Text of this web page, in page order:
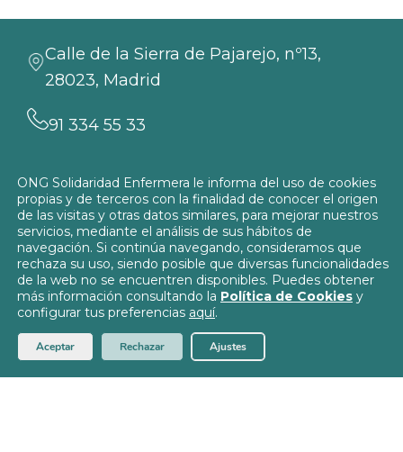
Calle de la Sierra de Pajarejo, nº13,
28023, Madrid
91 334 55 33
info@solidaridadenfermera.org
Contacta con nosotros
© 2026 Solidaridad Enfermera
Política de Privacidad
Política de Cookies
Aviso Legal
ONG Solidaridad Enfermera le informa del uso de cookies
propias y de terceros con la finalidad de conocer el origen
de las visitas y otras datos similares, para mejorar nuestros
servicios, mediante el análisis de sus hábitos de
navegación. Si continúa navegando, consideramos que
rechaza su uso, siendo posible que diversas funcionalidades
de la web no se encuentren disponibles. Puedes obtener
más información consultando la Política de Cookies y
configurar tus preferencias aquí.
Aceptar Rechazar Ajustes